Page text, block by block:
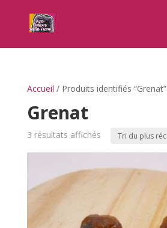
Accueil / Produits identifiés “Grenat”
Grenat
3 résultats affichésTrié
plus
ancien